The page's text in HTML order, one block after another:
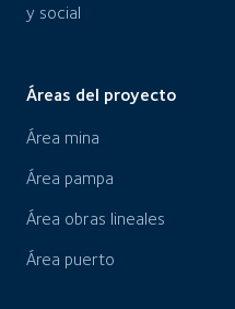
y social
Áreas del proyecto
Área mina
Área pampa
Área obras lineales
Área puerto